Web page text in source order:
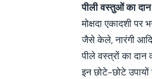
पीली वस्तुओं का
मोक्षदा एकादशी
जैसे केले, नारंगी आदि
पीले वस्त्रों का
इन छोटे-छोटे